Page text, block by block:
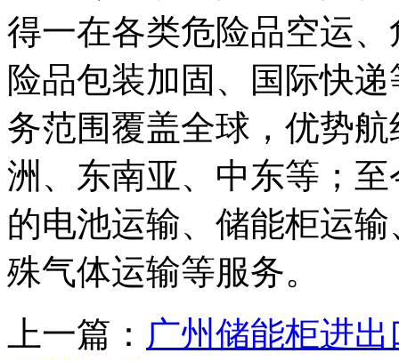
得一在各类危险品空运
险品包装加固、国际快
务范围覆盖全球，优势
洲、东南亚、中东等；
的电池运输、储能柜运
殊气体运输等服务。
上一篇： 广州储能柜进